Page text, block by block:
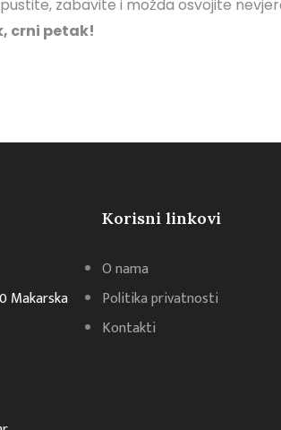
zabavite i možda osvojite
crni petak!
Makarska
Korisni linkovi
O nama
Politika privatnosti
Kontakti